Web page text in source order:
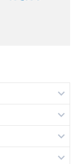
一覧
案件一覧
案件一覧
覧